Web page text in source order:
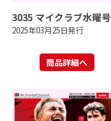
3035 マイクラブ水曜号
2025年03月25日発行
商品詳細へ